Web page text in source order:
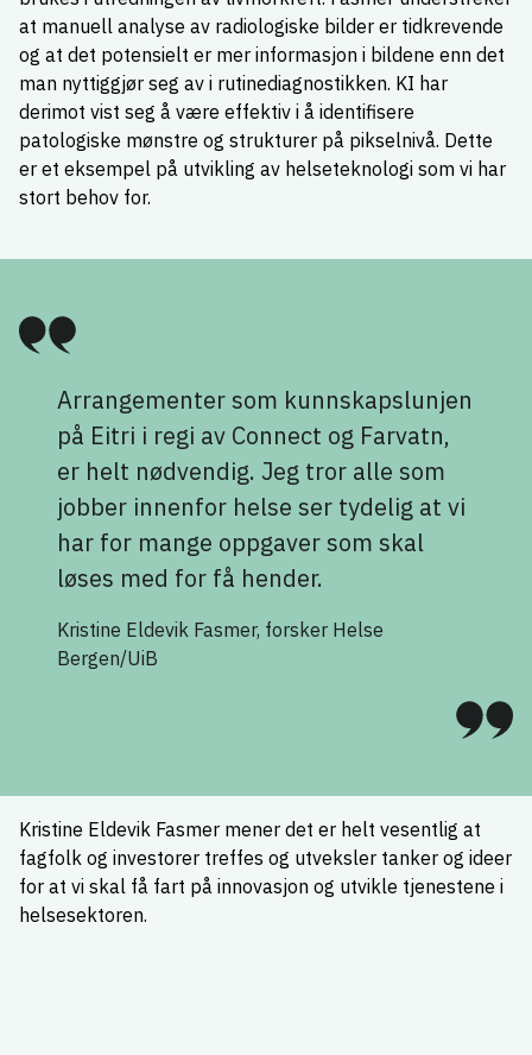
at manuell analyse av radiologiske bilder er tidkrevende
og at det potensielt er mer informasjon i bildene enn det
man nyttiggjør seg av i rutinediagnostikken. KI har
derimot vist seg å være effektiv i å identifisere
patologiske mønstre og strukturer på pikselnivå. Dette
er et eksempel på utvikling av helseteknologi som vi har
stort behov for.
Arrangementer som kunnskapslunjen
på Eitri i regi av Connect og Farvatn,
er helt nødvendig. Jeg tror alle som
jobber innenfor helse ser tydelig at vi
har for mange oppgaver som skal
løses med for få hender.
Kristine Eldevik Fasmer, forsker Helse
Bergen/UiB
Kristine Eldevik Fasmer mener det er helt vesentlig at
fagfolk og investorer treffes og utveksler tanker og ideer
for at vi skal få fart på innovasjon og utvikle tjenestene i
helsesektoren.